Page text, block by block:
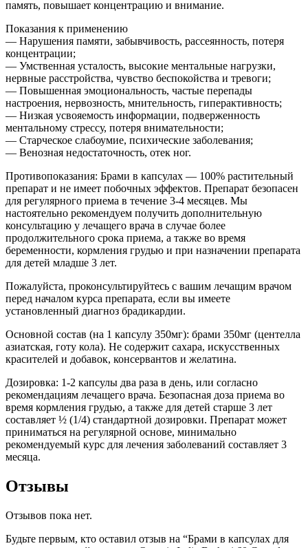
память, повышает концентрацию и внимание.
Показания к применению
— Нарушения памяти, забывчивость, рассеянность, потеря
концентрации;
— Умственная усталость, высокие ментальные нагрузки,
нервные расстройства, чувство беспокойства и тревоги;
— Повышенная эмоциональность, частые перепады
настроения, нервозность, мнительность, гиперактивность;
— Низкая усвояемость информации, подверженность
ментальному стрессу, потеря внимательности;
— Старческое слабоумие, психические заболевания;
— Венозная недостаточность, отек ног.
Противопоказания: Брами в капсулах — 100% растительный
препарат и не имеет побочных эффектов. Препарат безопасен
для регулярного приема в течение 3-4 месяцев. Мы
настоятельно рекомендуем получить дополнительную
консультацию у лечащего врача в случае более
продолжительного срока приема, а также во время
беременности, кормления грудью и при назначении препарата
для детей младше 3 лет.
Пожалуйста, проконсультируйтесь с вашим лечащим врачом
перед началом курса препарата, если вы имеете
установленный диагноз брадикардии.
Основной состав (на 1 капсулу 350мг): брами 350мг (центелла
азиатская, готу кола). Не содержит сахара, искусственных
красителей и добавок, консервантов и желатина.
Дозировка: 1-2 капсулы два раза в день, или согласно
рекомендациям лечащего врача. Безопасная доза приема во
время кормления грудью, а также для детей старше 3 лет
составляет ½ (1/4) стандартной дозировки. Препарат может
приниматься на регулярной основе, минимально
рекомендуемый курс для лечения заболеваний составляет 3
месяца.
Отзывы
Отзывов пока нет.
Будьте первым, кто оставил отзыв на “Брами в капсулах для